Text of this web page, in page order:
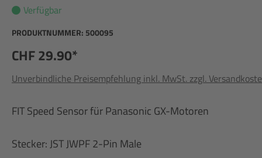
Verfügbar
PRODUKTNUMMER: 500095
CHF 29.90*
Unverbindliche Preisempfehlung inkl. MwSt. zzgl.
FIT Speed Sensor für Panasonic GX-Motoren
Stecker: JST JWPF 2-Pin Male